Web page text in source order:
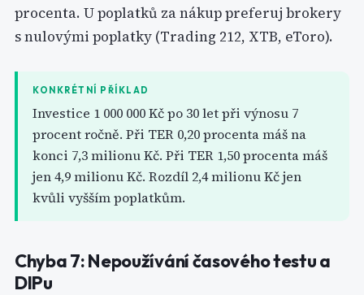
procenta. U poplatků za nákup preferuj brokery
s nulovými poplatky (Trading 212, XTB, eToro).
KONKRÉTNÍ PŘÍKLAD
Investice 1 000 000 Kč po 30 let při výnosu 7
procent ročně. Při TER 0,20 procenta máš na
konci 7,3 milionu Kč. Při TER 1,50 procenta máš
jen 4,9 milionu Kč. Rozdíl 2,4 milionu Kč jen
kvůli vyšším poplatkům.
Chyba 7: Nepoužívání časového testu a
DIPu